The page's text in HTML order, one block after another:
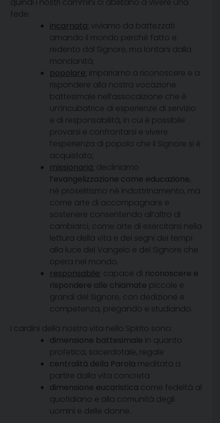
quindi i nostri cammini ci abilitano a vivere una
fede:
incarnata: viviamo da battezzati
amando il mondo perché fatto e
redento dal Signore, ma lontani dalla
mondanità;
popolare: impariamo a riconoscere e a
rispondere alla nostra vocazione
battesimale nell’assocaizione che è
un’incubatrice di esperienze di servizio
e di responsabilità, in cui è possibile
provarsi e confrontarsi e vivere
l’esperienza di popolo che il Signore si è
acquistato;
missionaria: decliniamo
l’evangelizzazione come educazione,
né proselitismo né indottrinamento, ma
come arte di accompagnare e
sostenere consentendo all’altro di
cambiarci, come arte di esercitarsi nella
lettura della vita e dei segni dei tempi
alla luce del Vangelo e del Signore che
opera nel mondo.
responsabile: capace di riconoscere e
rispondere alle chiamate piccole e
grandi del Signore, con dedizione e
competenza, pregando e studiando.
I cardini della nostra vita nello Spirito sono:
dimensione battesimale in quanto
profetica, sacerdotale, regale
centralità della Parola meditata a
partire dalla vita concreta
dimensione eucaristica come fedeltà al
quotidiano e alla comunità degli
uomini e delle donne.